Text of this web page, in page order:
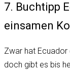
7. Buchtipp
einsamen
Zwar hat Ecuador
doch gibt es bis